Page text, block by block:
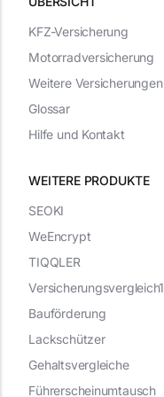
WEITERE PRODUKTE
KFZ-Versicherung
Motorradversicherung
Weitere Versicherungen
Glossar
Hilfe und Kontakt
SEOKI
WeEncrypt
TIQQLER
Versicherungsvergleich1
Bauförderung
Lackschützer
Gehaltsvergleiche
Führerscheinumtausch